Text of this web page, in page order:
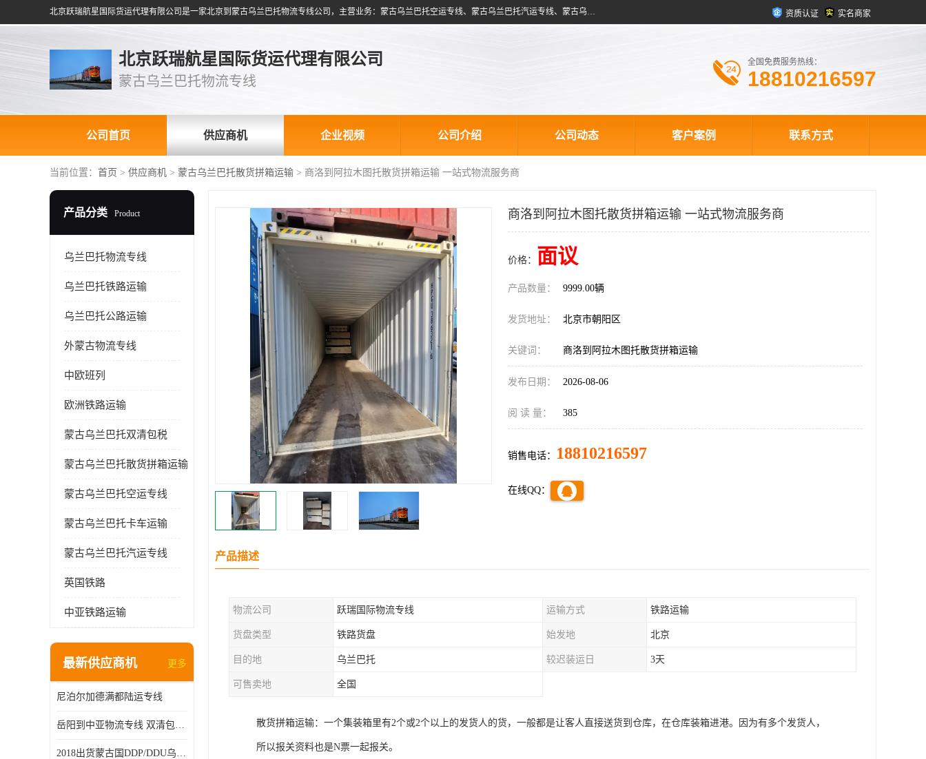
北京跃瑞航星国际货运代理有限公司是一家北京到蒙古乌兰巴托物流专线公司，主营业务：蒙古乌兰巴托空运专线、蒙古乌兰巴托汽运专线、蒙古乌兰巴托散货拼箱、蒙古乌兰巴托双清包税、蒙古乌兰巴托铁路运输等运输服务。以北京为中心服务于全国各地，运输能力及代理网络覆盖蒙古、俄罗斯、中亚五国各主要城市及站点。 资质认证 实名商家
北京跃瑞航星国际货运代理有限公司
蒙古乌兰巴托物流专线
全国免费服务热线：
18810216597
公司首页 供应商机 企业视频 公司介绍 公司动态 客户案例 联系方式
当前位置： 首页 > 供应商机 > 蒙古乌兰巴托散货拼箱运输 > 商洛到阿拉木图托散货拼箱运输 一站式物流服务商
产品分类 Product
乌兰巴托物流专线
乌兰巴托铁路运输
乌兰巴托公路运输
外蒙古物流专线
中欧班列
欧洲铁路运输
蒙古乌兰巴托双清包税
蒙古乌兰巴托散货拼箱运输
蒙古乌兰巴托空运专线
蒙古乌兰巴托卡车运输
蒙古乌兰巴托汽运专线
英国铁路
中亚铁路运输
最新供应商机 更多
尼泊尔加德满都陆运专线
岳阳到中亚物流专线 双清包税 一站服务
2018出货蒙古国DDP/DDU乌兰巴托双清国际物流专线
商洛到阿拉木图托散货拼箱运输 一站式物流服务商
价格： 面议
产品数量： 9999.00辆
发货地址： 北京市朝阳区
关键词： 商洛到阿拉木图托散货拼箱运输
发布日期： 2026-08-06
阅 读 量： 385
销售电话： 18810216597
在线QQ：
产品描述
物流公司 跃瑞国际物流专线 运输方式 铁路运输
货盘类型 铁路货盘 始发地 北京
目的地 乌兰巴托 较迟装运日 3天
可售卖地 全国
散货拼箱运输：一个集装箱里有2个或2个以上的发货人的货，一般都是让客人直接送货到仓库，在仓库装箱进港。因为有多个发货人，
所以报关资料也是N票一起报关。